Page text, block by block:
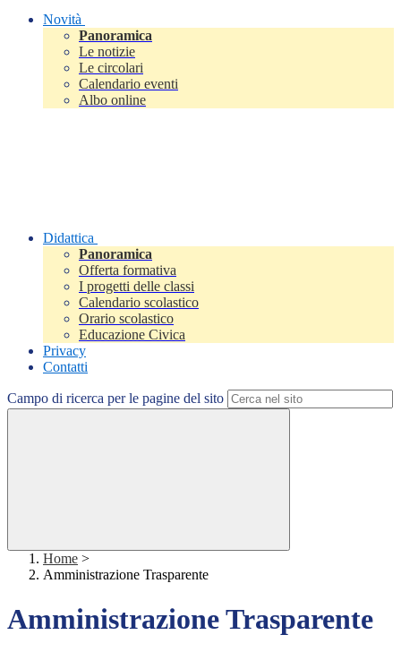
Novità
Panoramica
Le notizie
Le circolari
Calendario eventi
Albo online
Didattica
Panoramica
Offerta formativa
I progetti delle classi
Calendario scolastico
Orario scolastico
Educazione Civica
Privacy
Contatti
Campo di ricerca per le pagine del sito
Home >
Amministrazione Trasparente
Amministrazione Trasparente